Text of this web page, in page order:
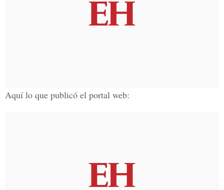
Aquí lo que publicó el portal web: